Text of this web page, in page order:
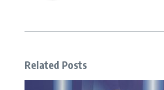
Related Posts